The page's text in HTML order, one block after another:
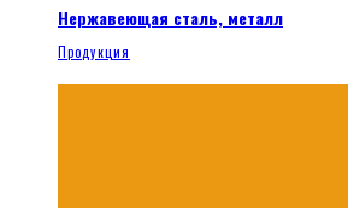
Нержавеющая сталь, металл
Продукция